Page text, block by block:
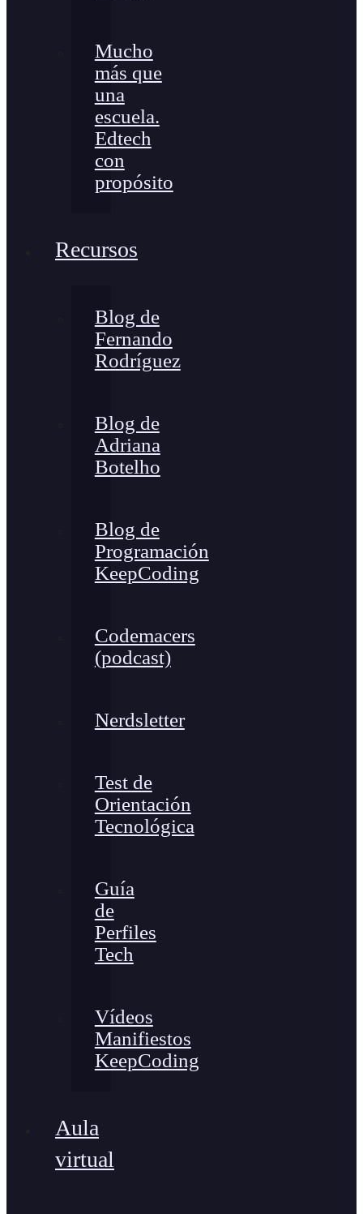
Mucho
más que
una
escuela.
Edtech
con
propósito
Recursos
Blog de
Fernando
Rodríguez
Blog de
Adriana
Botelho
Blog de
Programación
KeepCoding
Codemacers
(podcast)
Nerdsletter
Test de
Orientación
Tecnológica
Guía
de
Perfiles
Tech
Vídeos
Manifiestos
KeepCoding
Aula
virtual